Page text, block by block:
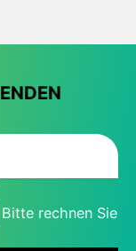
Bitte rechnen Sie